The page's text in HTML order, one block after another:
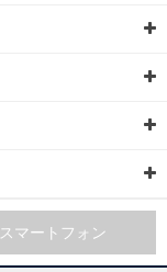
スマートフォン